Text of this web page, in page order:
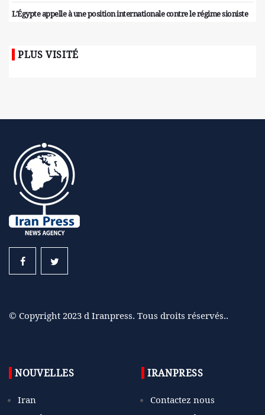
L'Égypte appelle à une position internationale contre le régime sioniste
PLUS VISITÉ
© Copyright 2023 d Iranpress. Tous droits réservés..
NOUVELLES
Iran
IRANPRESS
Contactez nous